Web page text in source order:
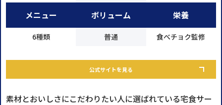
メニュー
6種類
ボリューム
普通
栄養
食べチョク監修
公式サイトを見る
素材とおいしさにこだわりたい人に選ばれている宅食サー